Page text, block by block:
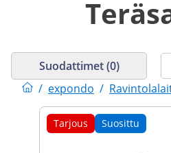
/ expondo /
Suodattimet (0)
Tarjous Suosittu